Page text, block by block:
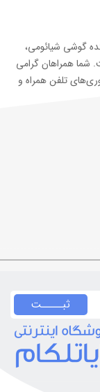
گوشی شیائومی،
شما همراهان گرامی
تلفن همراه و
ثبـــــت